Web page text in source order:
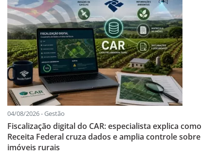
04/08/2026 - Gestão
Fiscalização digital do CAR: especialista explica como
Receita Federal cruza dados e amplia controle sobre
imóveis rurais